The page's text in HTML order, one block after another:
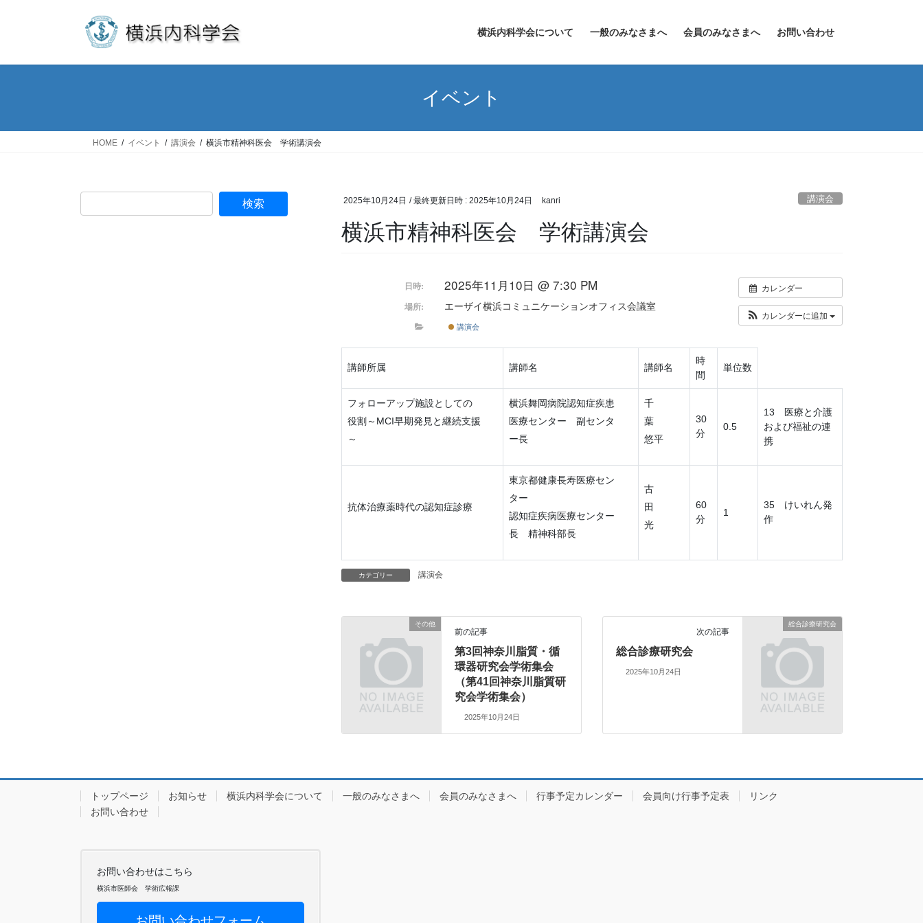
横浜内科学会について 一般のみなさまへ 会員のみなさまへ お問い合わせ
イベント
HOME イベント 講演会 横浜市精神科医会 学術講演会
2025年10月24日 / 最終更新日時 : 2025年10月24日 kanri 講演会
横浜市精神科医会 学術講演会
カレンダー
カレンダーに追加
日時: 2025年11月10日 @ 7:30 PM
場所: エーザイ横浜コミュニケーションオフィス会議室
講演会
講師所属 講師名 講師名
時
間
単位数
フォローアップ施設としての
役割～MCI早期発見と継続支援
～
横浜舞岡病院認知症疾患
医療センター 副センタ
ー長
千
葉
悠平
30
分
0.5
13 医療と介護
および福祉の連
携
抗体治療薬時代の認知症診療
東京都健康長寿医療セン
ター
認知症疾病医療センター
長 精神科部長
古
田
光
60
分
1
35 けいれん発
作
カテゴリー 講演会
その他
前の記事
第3回神奈川脂質・循
環器研究会学術集会
（第41回神奈川脂質研
究会学術集会）
2025年10月24日
総合診療研究会
次の記事
総合診療研究会
2025年10月24日
トップページ お知らせ 横浜内科学会について 一般のみなさまへ 会員のみなさまへ 行事予定カレンダー 会員向け行事予定表
リンク
お問い合わせ
お問い合わせはこちら
横浜市医師会 学術広報課